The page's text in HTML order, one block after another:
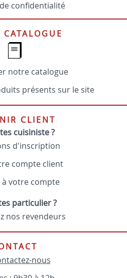
confidentialité
CATALOGUE
notre catalogue
présents sur le site
CLIENT
cuisiniste ?
d'inscription
compte client
à votre compte
particulier ?
nos revendeurs
nous